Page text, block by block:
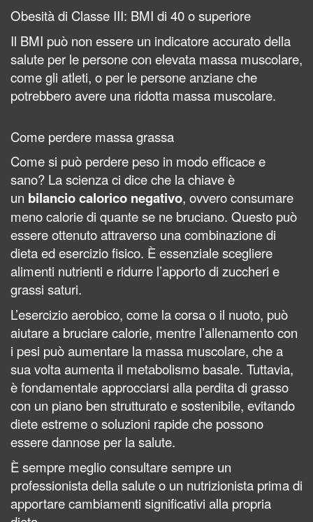
Obesità di Classe III: BMI di 40 o superiore
Il BMI può non essere un indicatore accurato della
salute per le persone con elevata massa muscolare,
come gli atleti, o per le persone anziane che
potrebbero avere una ridotta massa muscolare.
Come perdere massa grassa
Come si può perdere peso in modo efficace e
sano? La scienza ci dice che la chiave è
un bilancio calorico negativo, ovvero consumare
meno calorie di quante se ne bruciano. Questo può
essere ottenuto attraverso una combinazione di
dieta ed esercizio fisico. È essenziale scegliere
alimenti nutrienti e ridurre l’apporto di zuccheri e
grassi saturi.
L’esercizio aerobico, come la corsa o il nuoto, può
aiutare a bruciare calorie, mentre l’allenamento con
i pesi può aumentare la massa muscolare, che a
sua volta aumenta il metabolismo basale. Tuttavia,
è fondamentale approcciarsi alla perdita di grasso
con un piano ben strutturato e sostenibile, evitando
diete estreme o soluzioni rapide che possono
essere dannose per la salute.
È sempre meglio consultare sempre un
professionista della salute o un nutrizionista prima di
apportare cambiamenti significativi alla propria